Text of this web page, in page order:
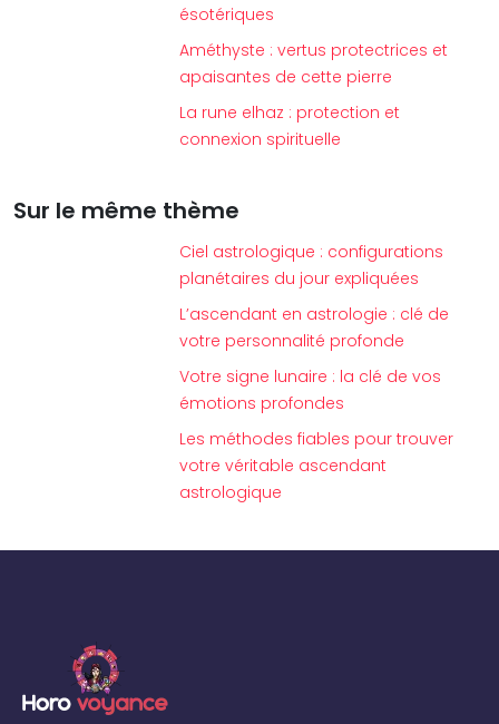
ésotériques
Améthyste : vertus protectrices et
apaisantes de cette pierre
La rune elhaz : protection et
connexion spirituelle
Sur le même thème
Ciel astrologique : configurations
planétaires du jour expliquées
L’ascendant en astrologie : clé de
votre personnalité profonde
Votre signe lunaire : la clé de vos
émotions profondes
Les méthodes fiables pour trouver
votre véritable ascendant
astrologique